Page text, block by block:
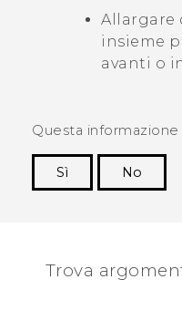
Allargare
insieme
avanti o
Questa
Sì
No
Trova